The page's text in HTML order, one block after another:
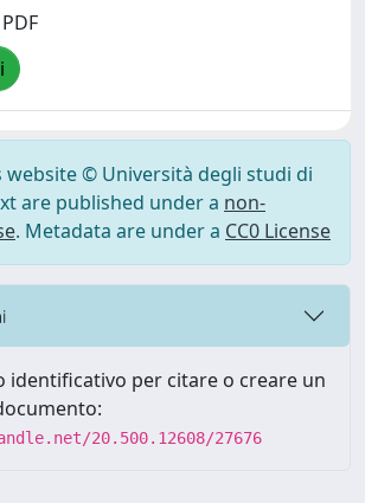
website © Università degli studi di
are published under a non-
. Metadata are under a CC0 License
identificativo per citare o creare un
20.500.12608/27676